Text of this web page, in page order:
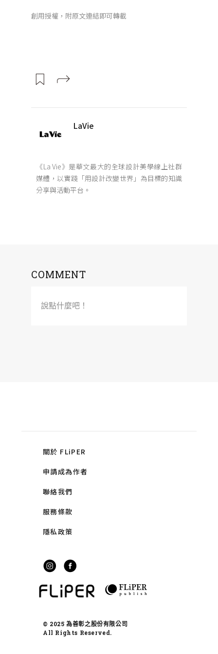
創用授權，附原文連結即可轉載
LaVie
《La Vie》是華文最大的全球設計美學線上社群
媒體，以實踐「用設計改變世界」為目標的知識
分享與活動平台。
COMMENT
說點什麼吧！
關於 FLiPER
申請成為作者
聯絡我們
服務條款
隱私政策
© 2025 為善彰之股份有限公司
All Rights Reserved.